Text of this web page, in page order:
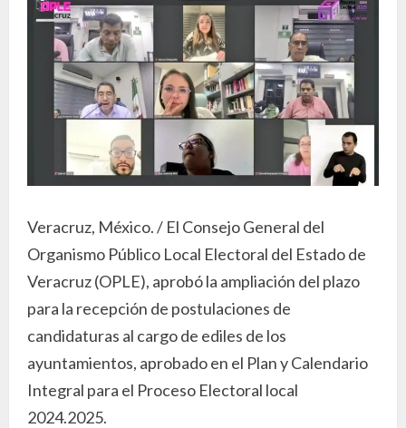
Veracruz, México. / El Consejo General del
Organismo Público Local Electoral del Estado de
Veracruz (OPLE), aprobó la ampliación del plazo
para la recepción de postulaciones de
candidaturas al cargo de ediles de los
ayuntamientos, aprobado en el Plan y Calendario
Integral para el Proceso Electoral local
2024.2025.